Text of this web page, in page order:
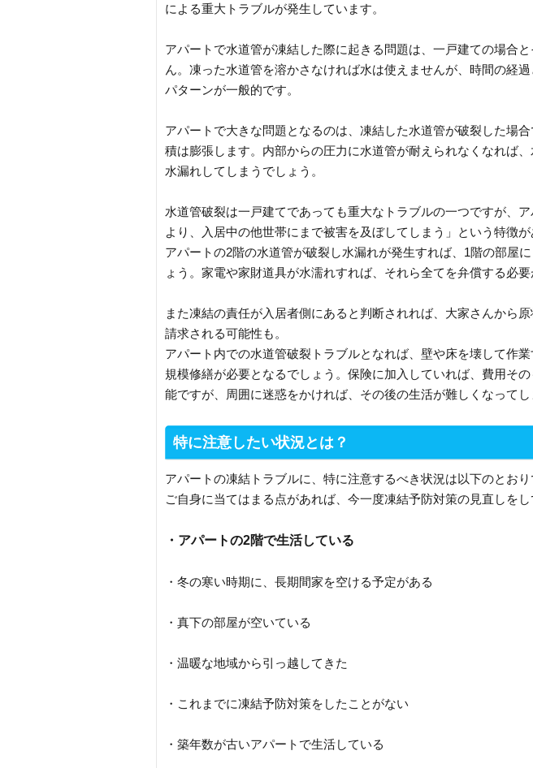
による重大トラブルが発生しています。
アパートで水道管が凍結した際に起きる問題は、一戸建ての場合
ん。凍った水道管を溶かさなければ水は使えませんが、時間の経
パターンが一般的です。
アパートで大きな問題となるのは、凍結した水道管が破裂した場
積は膨張します。内部からの圧力に水道管が耐えられなくなれば
水漏れしてしまうでしょう。
水道管破裂は一戸建てであっても重大なトラブルの一つですが、
より、入居中の他世帯にまで被害を及ぼしてしまう」という特徴が
アパートの2階の水道管が破裂し水漏れが発生すれば、1階の部屋
ょう。家電や家財道具が水濡れすれば、それら全てを弁償する必要
また凍結の責任が入居者側にあると判断されれば、大家さんから
請求される可能性も。
アパート内での水道管破裂トラブルとなれば、壁や床を壊して作
規模修繕が必要となるでしょう。保険に加入していれば、費用そ
能ですが、周囲に迷惑をかければ、その後の生活が難しくなってし
特に注意したい状況とは？
アパートの凍結トラブルに、特に注意するべき状況は以下のとおり
ご自身に当てはまる点があれば、今一度凍結予防対策の見直しをし
・アパートの2階で生活している
・冬の寒い時期に、長期間家を空ける予定がある
・真下の部屋が空いている
・温暖な地域から引っ越してきた
・これまでに凍結予防対策をしたことがない
・築年数が古いアパートで生活している